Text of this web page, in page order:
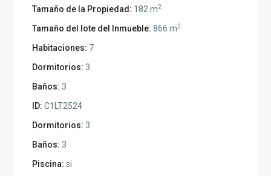
Tamaño de la Propiedad: 182 m2
Tamaño del lote del Inmueble: 866 m2
Habitaciones: 7
Dormitorios: 3
Baños: 3
ID: C1LT2524
Dormitorios: 3
Baños: 3
Piscina: si